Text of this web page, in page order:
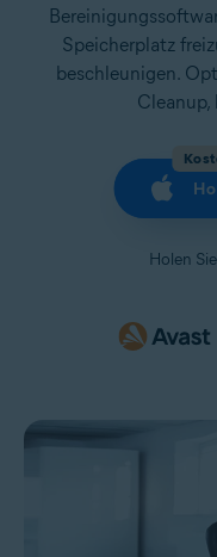
Speicherplatz
beschleunigen.
Cleanup,
Holen